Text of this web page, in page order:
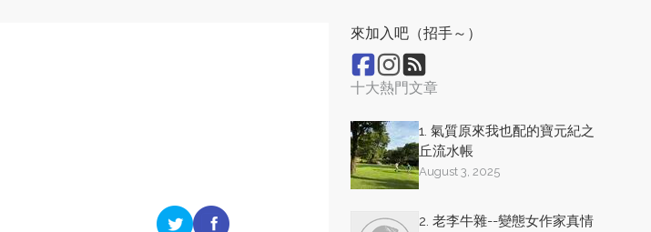
來加入吧（招手～）
十大熱門文章
1. 氣質原來我也配的寶元紀之
丘流水帳
August 3, 2025
2. 老李牛雜--變態女作家真情